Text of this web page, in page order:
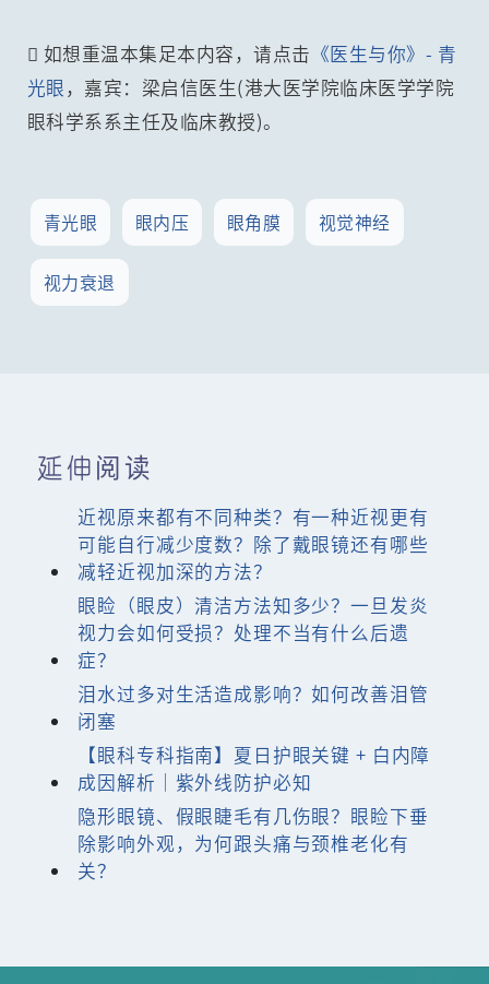
 如想重温本集足本内容，请点击 《医生与你》- 青
光眼 ，嘉宾：梁启信医生(港大医学院临床医学学院
眼科学系系主任及临床教授)。
青光眼 眼内压 眼角膜 视觉神经
视力衰退
延伸阅读
近视原来都有不同种类？有一种近视更有
可能自行减少度数？除了戴眼镜还有哪些
减轻近视加深的方法？
眼睑（眼皮）清洁方法知多少？一旦发炎
视力会如何受损？处理不当有什么后遗
症？
泪水过多对生活造成影响？如何改善泪管
闭塞
【眼科专科指南】夏日护眼关键 + 白内障
成因解析｜紫外线防护必知
隐形眼镜、假眼睫毛有几伤眼？眼睑下垂
除影响外观，为何跟头痛与颈椎老化有
关？